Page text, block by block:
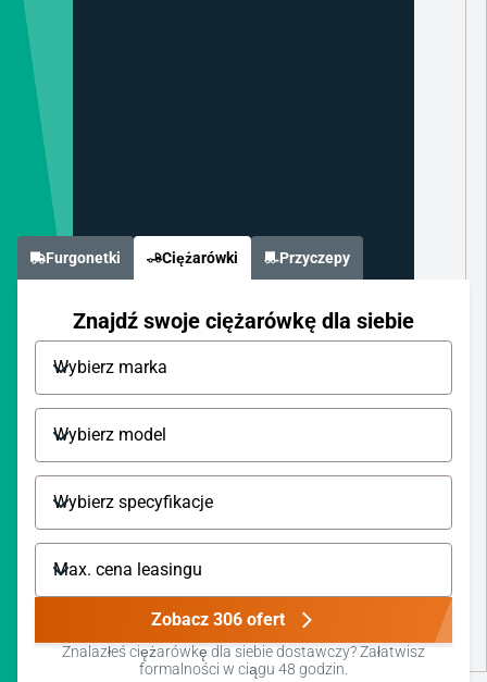
Furgonetki Ciężarówki Przyczepy
Znajdź swoje ciężarówkę dla siebie
Zobacz 306 ofert
Znalazłeś ciężarówkę dla siebie dostawczy? Załatwisz
formalności w ciągu 48 godzin.